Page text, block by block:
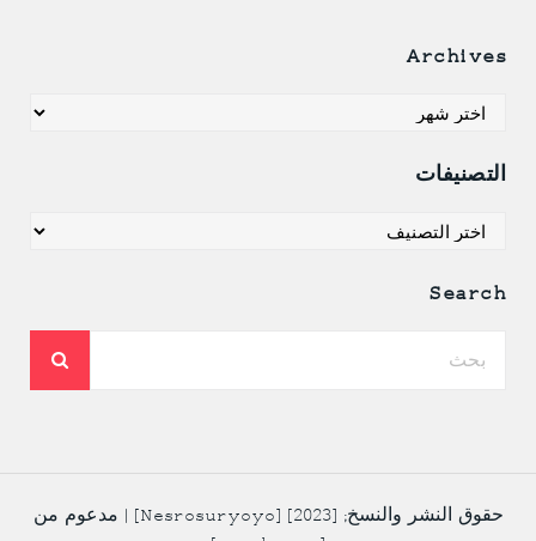
Archives
Archives
التصنيفات
التصنيفات
Search
حقوق النشر والنسخ; [2023] [Nesrosuryoyo] | مدعوم من